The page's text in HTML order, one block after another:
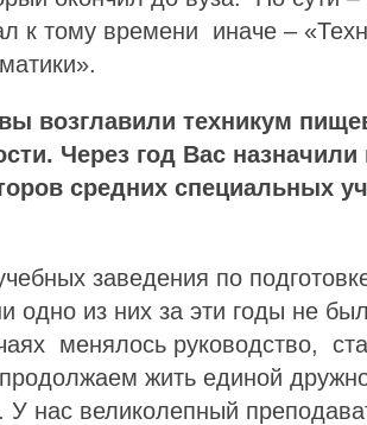
к тому времени иначе –
возглавили техникум
Через год Вас назначили
средних специальных
заведения по
одно из них за эти годы не
менялось руководство,
жить единой
У нас великолепный